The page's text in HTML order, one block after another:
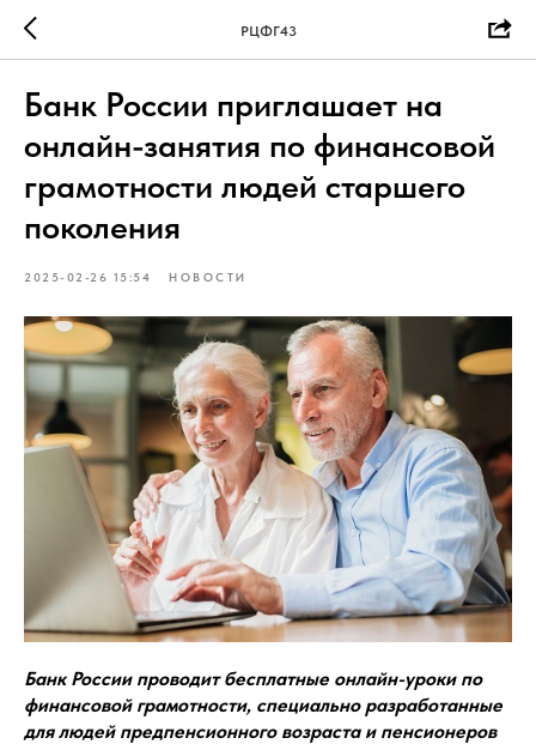
РЦФГ43
Банк России приглашает на
онлайн-занятия по финансовой
грамотности людей старшего
поколения
2025-02-26 15:54 НОВОСТИ
Банк России проводит бесплатные онлайн-уроки по
финансовой грамотности, специально разработанные
для людей предпенсионного возраста и пенсионеров